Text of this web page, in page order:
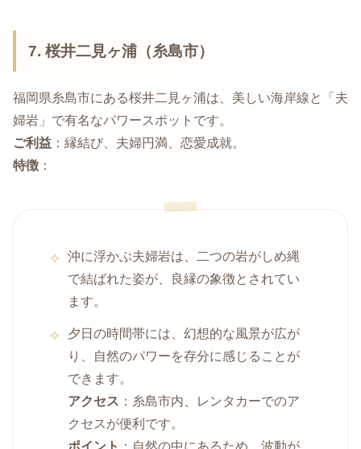
7. 桜井二見ヶ浦（糸島市）
福岡県糸島市にある桜井二見ヶ浦は、美しい海岸線と「夫
婦岩」で有名なパワースポットです。
ご利益 ：縁結び、夫婦円満、恋愛成就。
特徴 ：
沖に浮かぶ夫婦岩は、二つの岩がしめ縄
で結ばれた姿が、良縁の象徴とされてい
ます。
夕日の時間帯には、幻想的な風景が広が
り、自然のパワーを存分に感じることが
できます。
アクセス ：糸島市内、レンタカーでのア
クセスが便利です。